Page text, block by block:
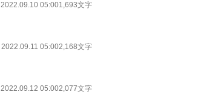
2022.09.10 05:001,693文字
2022.09.11 05:002,168文字
2022.09.12 05:002,077文字